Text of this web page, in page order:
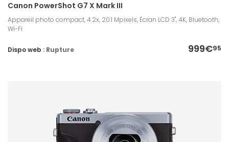
Canon PowerShot G7 X Mark III
Appareil photo compact, 4.2x, 20.1 Mpixels, Écran LCD 3'', 4K, Bluetooth,
Wi-Fi
999€95
Dispo web : Rupture